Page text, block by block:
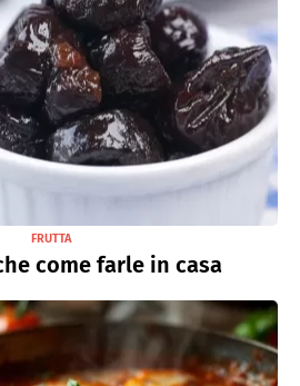
FRUTTA
come farle in casa